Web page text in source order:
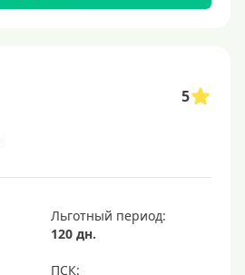
5
Льготный период:
120 дн.